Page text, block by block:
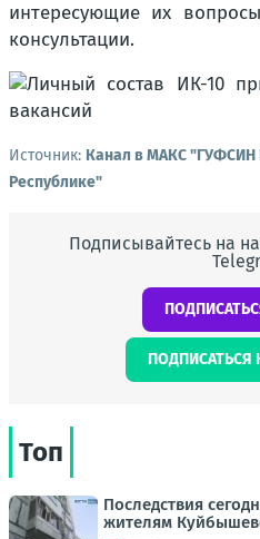
интересующие их
консультации.
Источник: Канал в МАКС "ГУФСИН
Республике"
Подписывайтесь на
ПОДПИСАТЬСЯ
Топ
Последствия
жителям